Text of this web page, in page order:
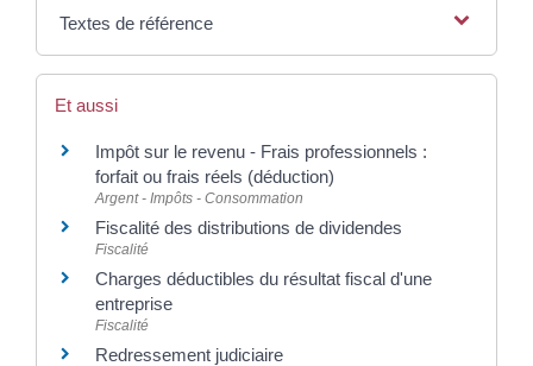
Textes de référence
Et aussi
Impôt sur le revenu - Frais professionnels :
forfait ou frais réels (déduction)
Argent - Impôts - Consommation
Fiscalité des distributions de dividendes
Fiscalité
Charges déductibles du résultat fiscal d'une
entreprise
Fiscalité
Redressement judiciaire